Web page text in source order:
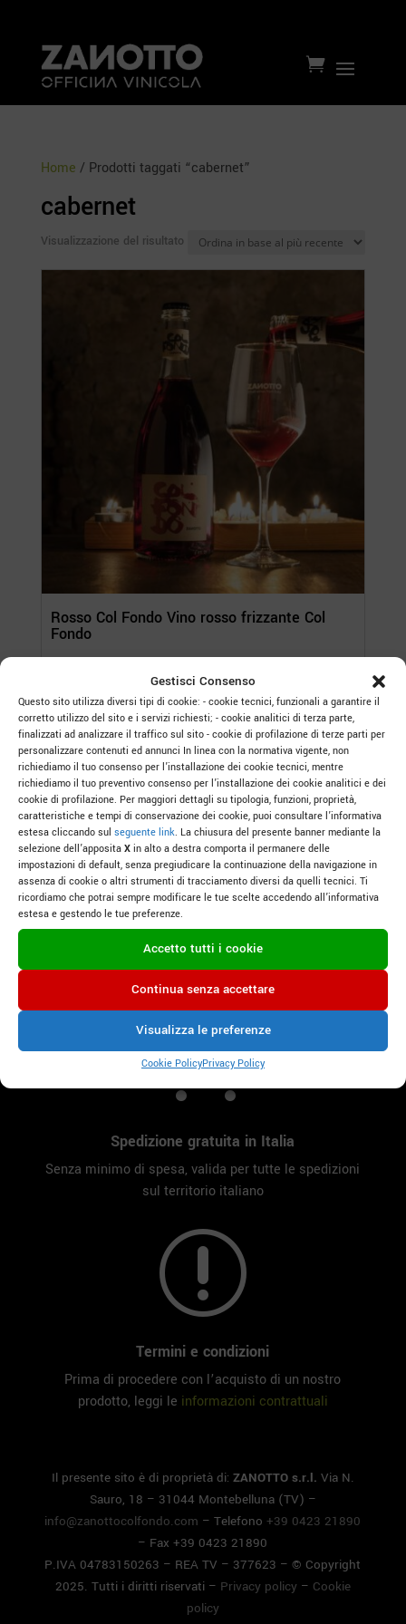
Gestisci Consenso
Questo sito utilizza diversi tipi di cookie: - cookie tecnici, funzionali a garantire il
corretto utilizzo del sito e i servizi richiesti; - cookie analitici di terza parte,
finalizzati ad analizzare il traffico sul sito - cookie di profilazione di terze parti per
personalizzare contenuti ed annunci In linea con la normativa vigente, non
richiediamo il tuo consenso per l’installazione dei cookie tecnici, mentre
richiediamo il tuo preventivo consenso per l’installazione dei cookie analitici e dei
cookie di profilazione. Per maggiori dettagli su tipologia, funzioni, proprietà,
caratteristiche e tempi di conservazione dei cookie, puoi consultare l’informativa
estesa cliccando sul seguente link. La chiusura del presente banner mediante la
selezione dell’apposita X in alto a destra comporta il permanere delle
impostazioni di default, senza pregiudicare la continuazione della navigazione in
assenza di cookie o altri strumenti di tracciamento diversi da quelli tecnici. Ti
ricordiamo che potrai sempre modificare le tue scelte accedendo all’informativa
estesa e gestendo le tue preferenze.
Accetto tutti i cookie
Continua senza accettare
Visualizza le preferenze
Cookie PolicyPrivacy Policy

Home / Prodotti taggati “cabernet”
cabernet
Visualizzazione del risultato
Rosso Col Fondo Vino rosso frizzante Col
Fondo
60,00€
Confezione da 6 bottiglie

Consegne in tutta Italia
Per acquisti con spedizioni internazionali,
ti preghiamo di
contattarci

Spedizione gratuita in Italia
Senza minimo di spesa, valida per tutte le spedizioni
sul territorio italiano
r
Termini e condizioni
Prima di procedere con l’acquisto di un nostro
prodotto, leggi le informazioni contrattuali
Il presente sito è di proprietà di: ZANOTTO s.r.l. Via N.
Sauro, 18 – 31044 Montebelluna (TV) –
info@zanottocolfondo.com – Telefono+39 0423 21890
– Fax +39 0423 21890
P.IVA 04783150263 – REA TV – 377623 – © Copyright
2025. Tutti i diritti riservati – Privacy policy – Cookie
policy